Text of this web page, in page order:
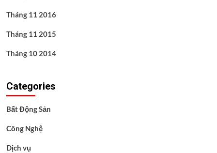
Tháng 11 2016
Tháng 11 2015
Tháng 10 2014
Categories
Bất Động Sản
Công Nghệ
Dịch vụ